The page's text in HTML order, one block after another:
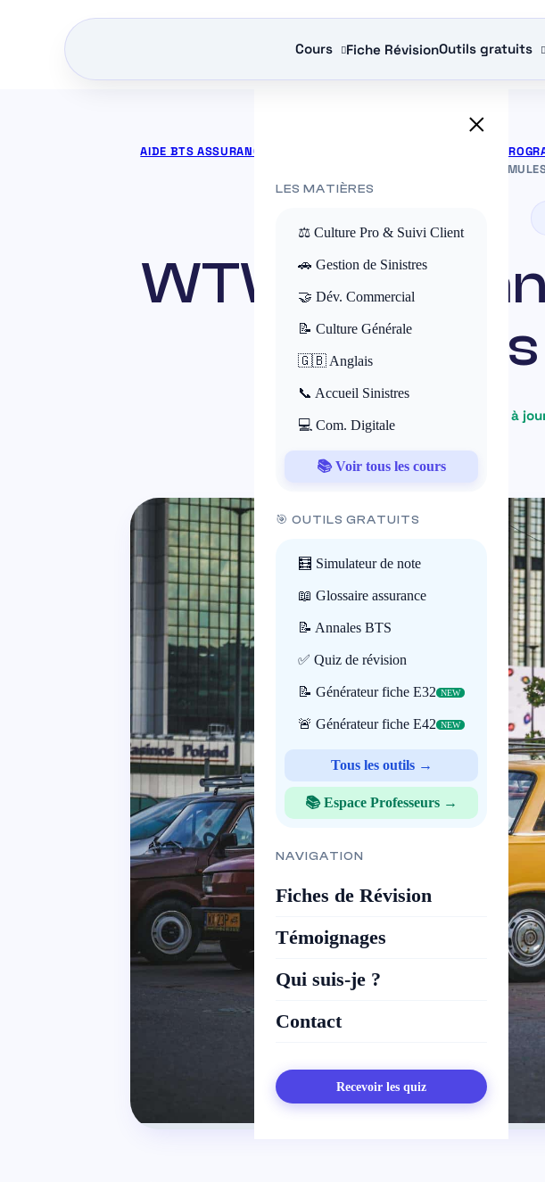
Cours Fiche RévisionOutils gratuits
×
LES MATIÈRES
⚖️ Culture Pro & Suivi Client
🚗 Gestion de Sinistres
🤝 Dév. Commercial
📝 Culture Générale
🇬🇧 Anglais
📞 Accueil Sinistres
💻 Com. Digitale
📚 Voir tous les cours
🎯 OUTILS GRATUITS
🧮 Simulateur de note
📖 Glossaire assurance
📝 Annales BTS
✅ Quiz de révision
📝 Générateur fiche E32 NEW
🚨 Générateur fiche E42 NEW
Tous les outils →
📚 Espace Professeurs →
NAVIGATION
Fiches de Révision
Témoignages
Qui suis-je ?
Contact
Recevoir les quiz
AIDE BTS ASSURANCE COURS BTS ASSURANCE GRATUITS —
WTW
Mis à